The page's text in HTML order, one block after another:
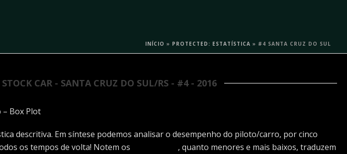
INÍCIO » PROTECTED: ESTATÍSTICA » #4 SANTA CRUZ DO SUL
CAR - SANTA CRUZ DO SUL/RS - #4 - 2016
Box Plot
descritiva. Em síntese podemos analisar o desempenho do piloto/carro, por cinco
os tempos de volta! Notem os
, quanto menores e mais baixos, traduzem